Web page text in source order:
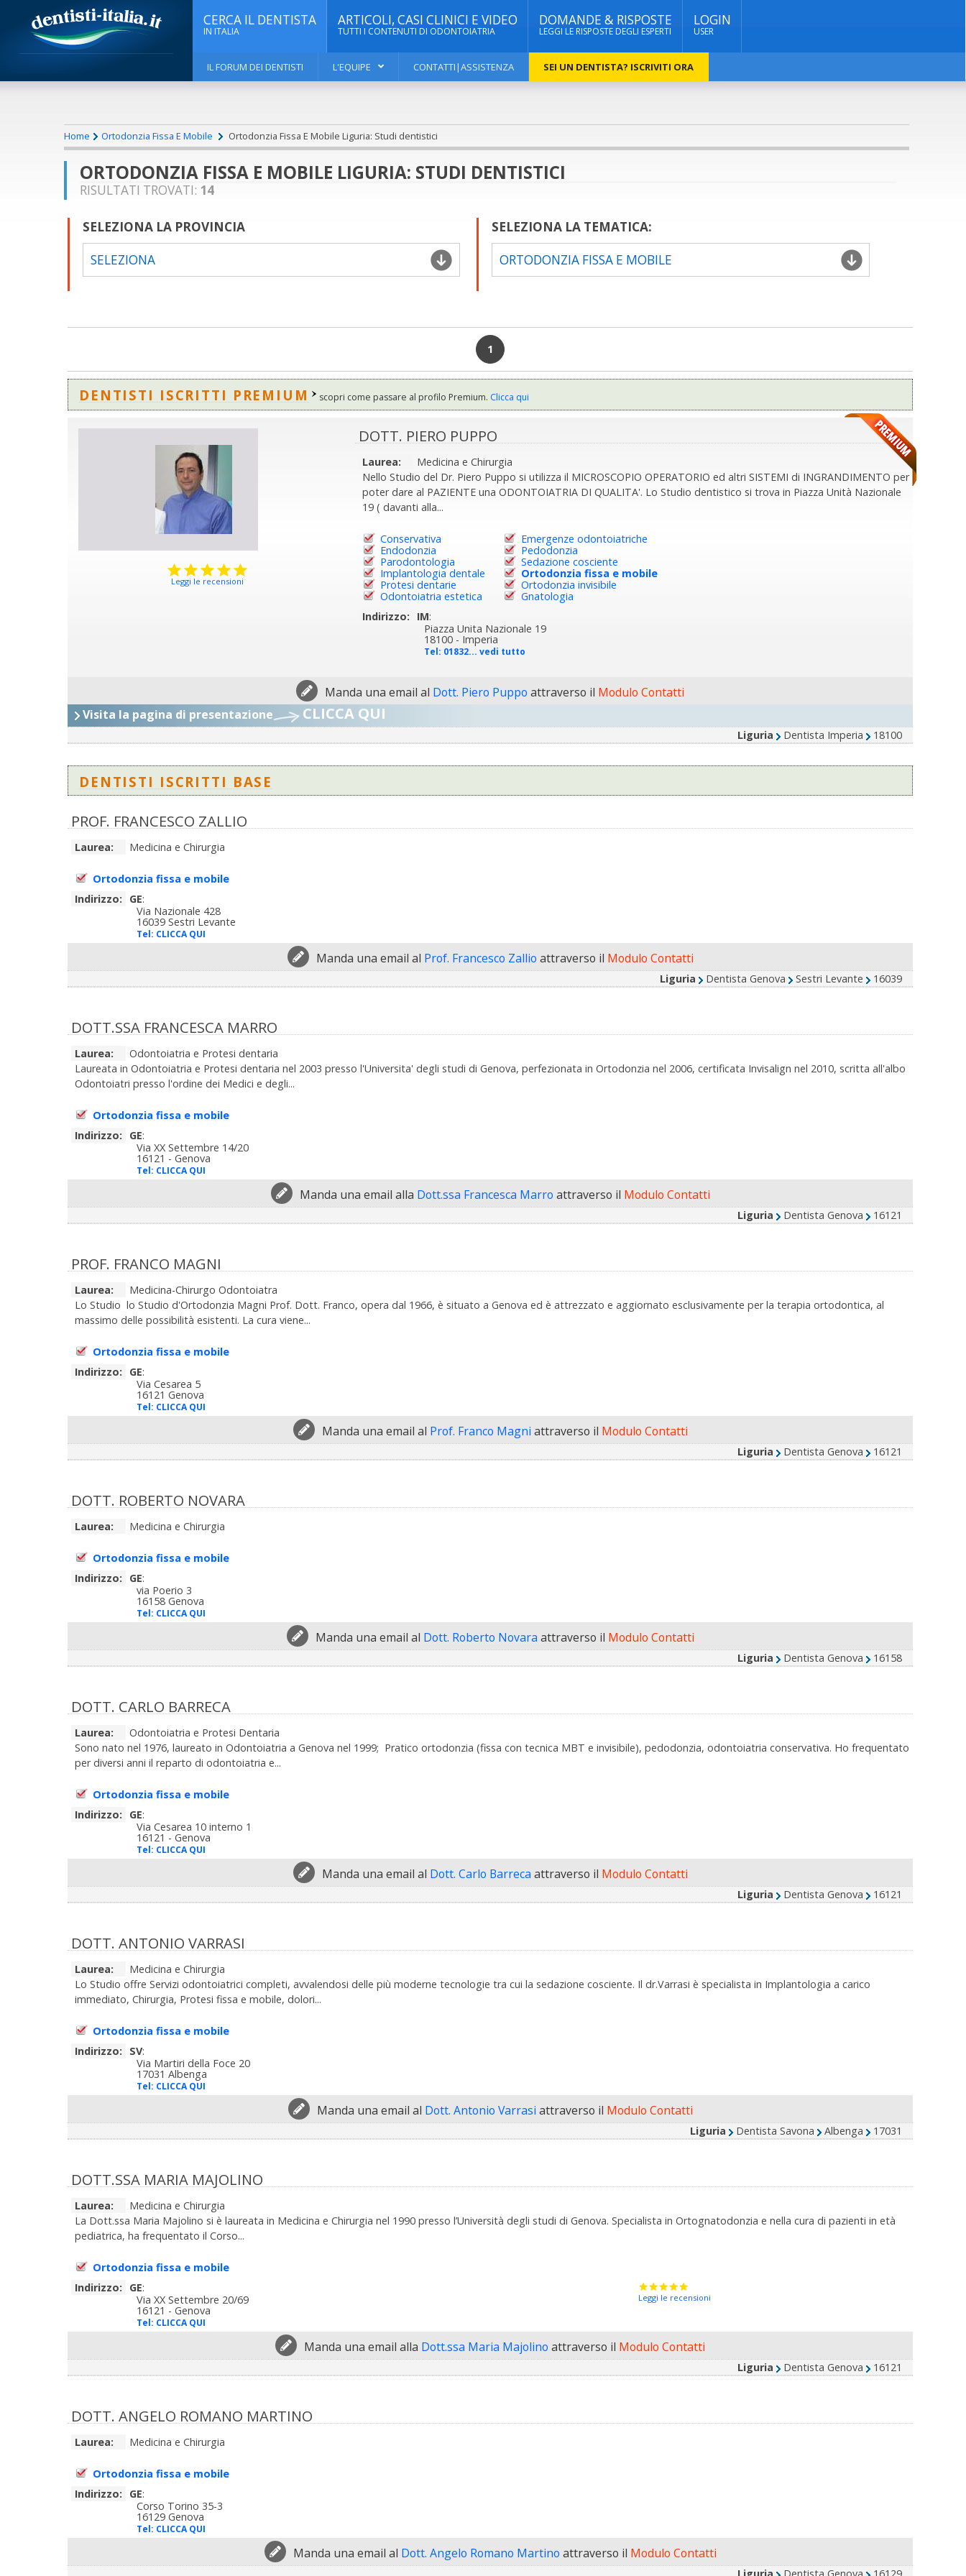
CERCA IL DENTISTA
IN ITALIA
ARTICOLI, CASI CLINICI E VIDEO
TUTTI I CONTENUTI DI ODONTOIATRIA
DOMANDE & RISPOSTE
LEGGI LE RISPOSTE DEGLI ESPERTI
LOGIN
USER
IL FORUM DEI DENTISTI L'EQUIPE CONTATTI|ASSISTENZA SEI UN DENTISTA? ISCRIVITI ORA
Home Ortodonzia Fissa E Mobile Ortodonzia Fissa E Mobile Liguria: Studi dentistici
ORTODONZIA FISSA E MOBILE LIGURIA: STUDI DENTISTICI
RISULTATI TROVATI: 14
SELEZIONA LA PROVINCIA
SELEZIONA
SELEZIONA LA TEMATICA:
ORTODONZIA FISSA E MOBILE
1
DENTISTI ISCRITTI PREMIUM scopri come passare al profilo Premium. Clicca qui
Leggi le recensioni
DOTT. PIERO PUPPO
Laurea:
Medicina e Chirurgia
Nello Studio del Dr. Piero Puppo si utilizza il MICROSCOPIO OPERATORIO ed altri SISTEMI di INGRANDIMENTO per
poter dare al PAZIENTE una ODONTOIATRIA DI QUALITA'. Lo Studio dentistico si trova in Piazza Unità Nazionale
19 ( davanti alla...
Conservativa
Endodonzia
Parodontologia
Implantologia dentale
Protesi dentarie
Odontoiatria estetica
Emergenze odontoiatriche
Pedodonzia
Sedazione cosciente
Ortodonzia fissa e mobile
Ortodonzia invisibile
Gnatologia
Indirizzo:
IM:
Piazza Unita Nazionale 19
18100 - Imperia
Tel: 01832... vedi tutto
Manda una email al Dott. Piero Puppo attraverso il Modulo Contatti
Visita la pagina di presentazione
CLICCA QUI
Liguria Dentista Imperia 18100
DENTISTI ISCRITTI BASE
PROF. FRANCESCO ZALLIO
Laurea: Medicina e Chirurgia
Ortodonzia fissa e mobile
Indirizzo:
GE:
Via Nazionale 428
16039 Sestri Levante
Tel: CLICCA QUI
Manda una email al Prof. Francesco Zallio attraverso il Modulo Contatti
Liguria Dentista Genova Sestri Levante 16039
DOTT.SSA FRANCESCA MARRO
Laurea:
Odontoiatria e Protesi dentaria
Laureata in Odontoiatria e Protesi dentaria nel 2003 presso l'Universita' degli studi di Genova, perfezionata in Ortodonzia nel 2006, certificata Invisalign nel 2010, scritta all'albo
Odontoiatri presso l'ordine dei Medici e degli...
Ortodonzia fissa e mobile
Indirizzo:
GE:
Via XX Settembre 14/20
16121 - Genova
Tel: CLICCA QUI
Manda una email alla Dott.ssa Francesca Marro attraverso il Modulo Contatti
Liguria Dentista Genova 16121
PROF. FRANCO MAGNI
Laurea:
Medicina-Chirurgo Odontoiatra
Lo Studio lo Studio d'Ortodonzia Magni Prof. Dott. Franco, opera dal 1966, è situato a Genova ed è attrezzato e aggiornato esclusivamente per la terapia ortodontica, al
massimo delle possibilità esistenti. La cura viene...
Ortodonzia fissa e mobile
Indirizzo:
GE:
Via Cesarea 5
16121 Genova
Tel: CLICCA QUI
Manda una email al Prof. Franco Magni attraverso il Modulo Contatti
Liguria Dentista Genova 16121
DOTT. ROBERTO NOVARA
Laurea: Medicina e Chirurgia
Ortodonzia fissa e mobile
Indirizzo:
GE:
via Poerio 3
16158 Genova
Tel: CLICCA QUI
Manda una email al Dott. Roberto Novara attraverso il Modulo Contatti
Liguria Dentista Genova 16158
DOTT. CARLO BARRECA
Laurea:
Odontoiatria e Protesi Dentaria
Sono nato nel 1976, laureato in Odontoiatria a Genova nel 1999; Pratico ortodonzia (fissa con tecnica MBT e invisibile), pedodonzia, odontoiatria conservativa. Ho frequentato
per diversi anni il reparto di odontoiatria e...
Ortodonzia fissa e mobile
Indirizzo:
GE:
Via Cesarea 10 interno 1
16121 - Genova
Tel: CLICCA QUI
Manda una email al Dott. Carlo Barreca attraverso il Modulo Contatti
Liguria Dentista Genova 16121
DOTT. ANTONIO VARRASI
Laurea:
Medicina e Chirurgia
Lo Studio offre Servizi odontoiatrici completi, avvalendosi delle più moderne tecnologie tra cui la sedazione cosciente. Il dr.Varrasi è specialista in Implantologia a carico
immediato, Chirurgia, Protesi fissa e mobile, dolori...
Ortodonzia fissa e mobile
Indirizzo:
SV:
Via Martiri della Foce 20
17031 Albenga
Tel: CLICCA QUI
Manda una email al Dott. Antonio Varrasi attraverso il Modulo Contatti
Liguria Dentista Savona Albenga 17031
DOTT.SSA MARIA MAJOLINO
Laurea:
Medicina e Chirurgia
La Dott.ssa Maria Majolino si è laureata in Medicina e Chirurgia nel 1990 presso l’Università degli studi di Genova. Specialista in Ortognatodonzia e nella cura di pazienti in età
pediatrica, ha frequentato il Corso...
Ortodonzia fissa e mobile
Indirizzo:
GE:
Via XX Settembre 20/69
16121 - Genova
Tel: CLICCA QUI
Leggi le recensioni
Manda una email alla Dott.ssa Maria Majolino attraverso il Modulo Contatti
Liguria Dentista Genova 16121
DOTT. ANGELO ROMANO MARTINO
Laurea: Medicina e Chirurgia
Ortodonzia fissa e mobile
Indirizzo:
GE:
Corso Torino 35-3
16129 Genova
Tel: CLICCA QUI
Manda una email al Dott. Angelo Romano Martino attraverso il Modulo Contatti